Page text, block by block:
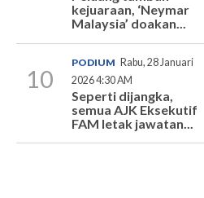
kejuaraan, ‘Neymar
Malaysia’ doakan...
10
PODIUM Rabu, 28 Januari
2026 4:30 AM
Seperti dijangka,
semua AJK Eksekutif
FAM letak jawatan...